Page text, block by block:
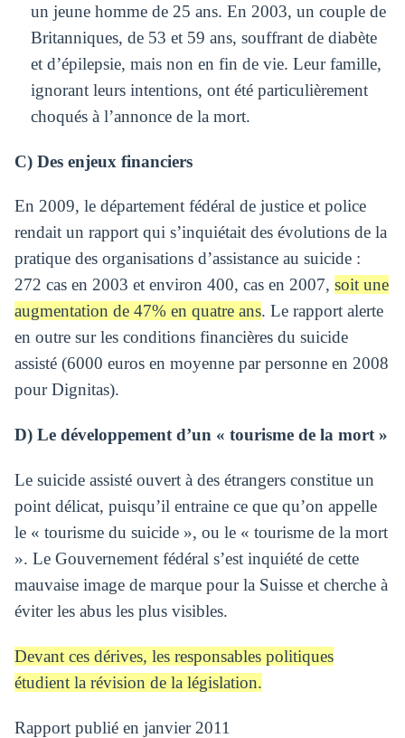
un jeune homme de 25 ans. En 2003, un couple de
Britanniques, de 53 et 59 ans, souffrant de diabète
et d’épilepsie, mais non en fin de vie. Leur famille,
ignorant leurs intentions, ont été particulièrement
choqués à l’annonce de la mort.
C) Des enjeux financiers
En 2009, le département fédéral de justice et police
rendait un rapport qui s’inquiétait des évolutions de la
pratique des organisations d’assistance au suicide :
272 cas en 2003 et environ 400, cas en 2007, soit une
augmentation de 47% en quatre ans. Le rapport alerte
en outre sur les conditions financières du suicide
assisté (6000 euros en moyenne par personne en 2008
pour Dignitas).
D) Le développement d’un « tourisme de la mort »
Le suicide assisté ouvert à des étrangers constitue un
point délicat, puisqu’il entraine ce que qu’on appelle
le « tourisme du suicide », ou le « tourisme de la mort
». Le Gouvernement fédéral s’est inquiété de cette
mauvaise image de marque pour la Suisse et cherche à
éviter les abus les plus visibles.
Devant ces dérives, les responsables politiques
étudient la révision de la législation.
Rapport publié en janvier 2011